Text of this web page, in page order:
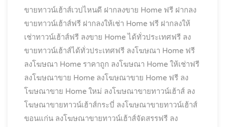
ขายทาวน์เฮ้าส์เวปไหนดี ฝากลงขาย Home ฟรี ฝากลง
ขายทาวน์เฮ้าส์ฟรี ฝากลงให้เช่า Home ฟรี ฝากลงให้
เช่าทาวน์เฮ้าส์ฟรี ลงขาย Home ได้ทั่วประเทศฟรี ลง
ขายทาวน์เฮ้าส์ได้ทั่วประเทศฟรี ลงโฆษณา Home ฟรี
ลงโฆษณา Home ราคาถูก ลงโฆษณา Home ให้เช่าฟรี
ลงโฆษณาขาย Home ลงโฆษณาขาย Home ฟรี ลง
โฆษณาขาย Home ใหม่ ลงโฆษณาขายทาวน์เฮ้าส์ ลง
โฆษณาขายทาวน์เฮ้าส์กระบี่ ลงโฆษณาขายทาวน์เฮ้าส์
ขอนแก่น ลงโฆษณาขายทาวน์เฮ้าส์จัดสรรฟรี ลง